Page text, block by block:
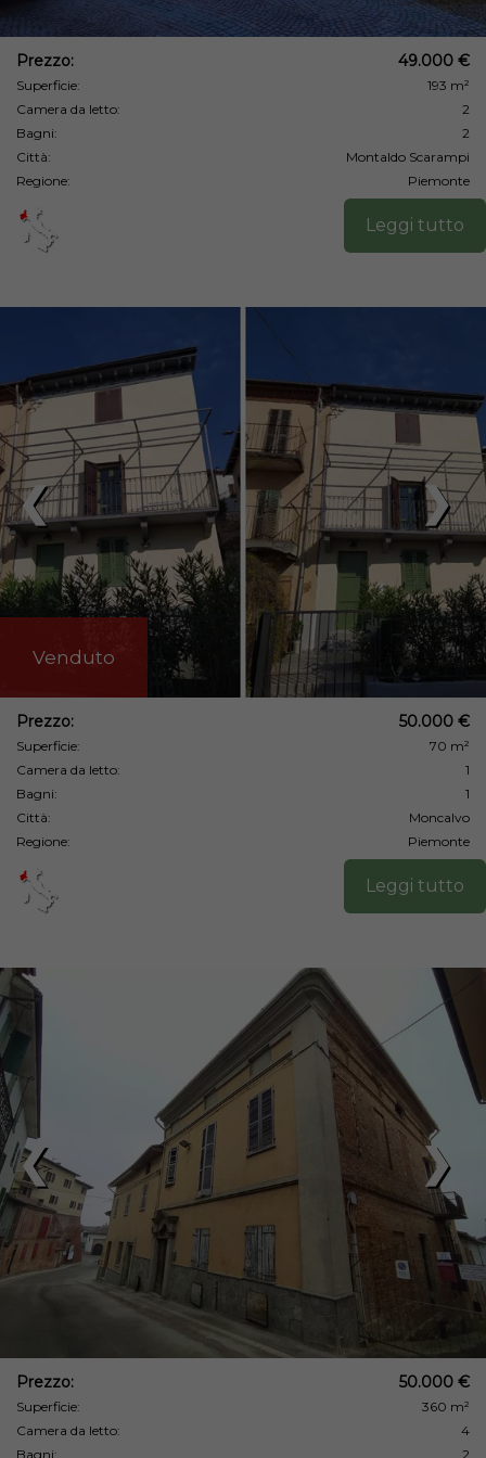
Prezzo: 49.000 €
Superficie:
193 m²
Camera da letto:
2
Bagni:
2
Città:
Montaldo Scarampi
Regione:
Piemonte
Leggi tutto
❯
❮
Venduto
Prezzo: 50.000 €
Superficie:
70 m²
Camera da letto:
1
Bagni:
1
Città:
Moncalvo
Regione:
Piemonte
Leggi tutto
❯
❮
Prezzo: 50.000 €
Superficie:
360 m²
Camera da letto:
4
Bagni:
2